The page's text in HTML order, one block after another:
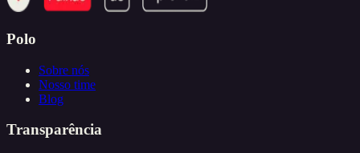
Polo
Sobre nós
Nosso time
Blog
Transparência